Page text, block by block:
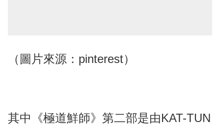
（圖片來源：pinterest）
其中《極道鮮師》第二部是由KAT-TUN